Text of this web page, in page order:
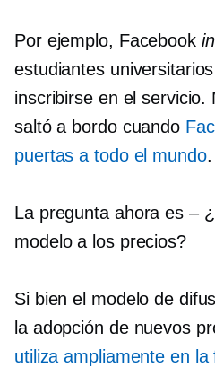
Por ejemplo, Facebook
estudiantes
inscribirse en el servicio.
saltó a bordo cuando
puertas a todo el mundo.
La pregunta ahora es –
modelo a los precios?
Si bien el modelo de
la adopción de nuevos
utiliza ampliamente en la